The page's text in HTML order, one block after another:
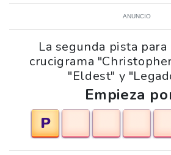
ANUNCIO
La segunda pista
crucigrama
"Eldest" y
Empieza
P